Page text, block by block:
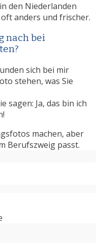
den Niederlanden
anders und frischer.
nach bei
sich bei mir
stehen, was Sie
sagen: Ja, das bin ich
machen, aber
Berufszweig passt.